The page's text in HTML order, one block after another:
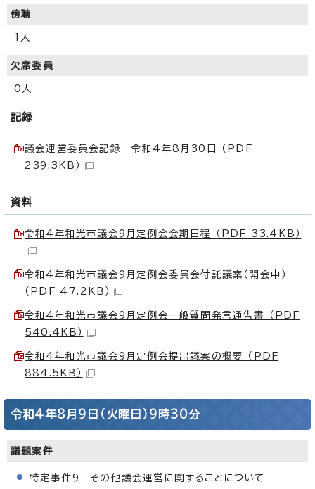
傍聴
1人
欠席委員
0人
記録
議会運営委員会記録 令和4年8月30日 （PDF
239.3KB）
資料
令和4年和光市議会9月定例会会期日程 （PDF 33.4KB）
令和4年和光市議会9月定例会委員会付託議案（開会中）
（PDF 47.2KB）
令和4年和光市議会9月定例会一般質問発言通告書 （PDF
540.4KB）
令和4年和光市議会9月定例会提出議案の概要 （PDF
884.5KB）
令和4年8月9日（火曜日）9時30分
議題案件
特定事件9 その他議会運営に関することについて